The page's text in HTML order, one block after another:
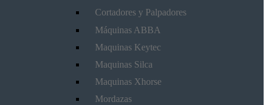
Cortadores y Palpadores
Máquinas ABBA
Maquinas Keytec
Maquinas Silca
Maquinas Xhorse
Mordazas